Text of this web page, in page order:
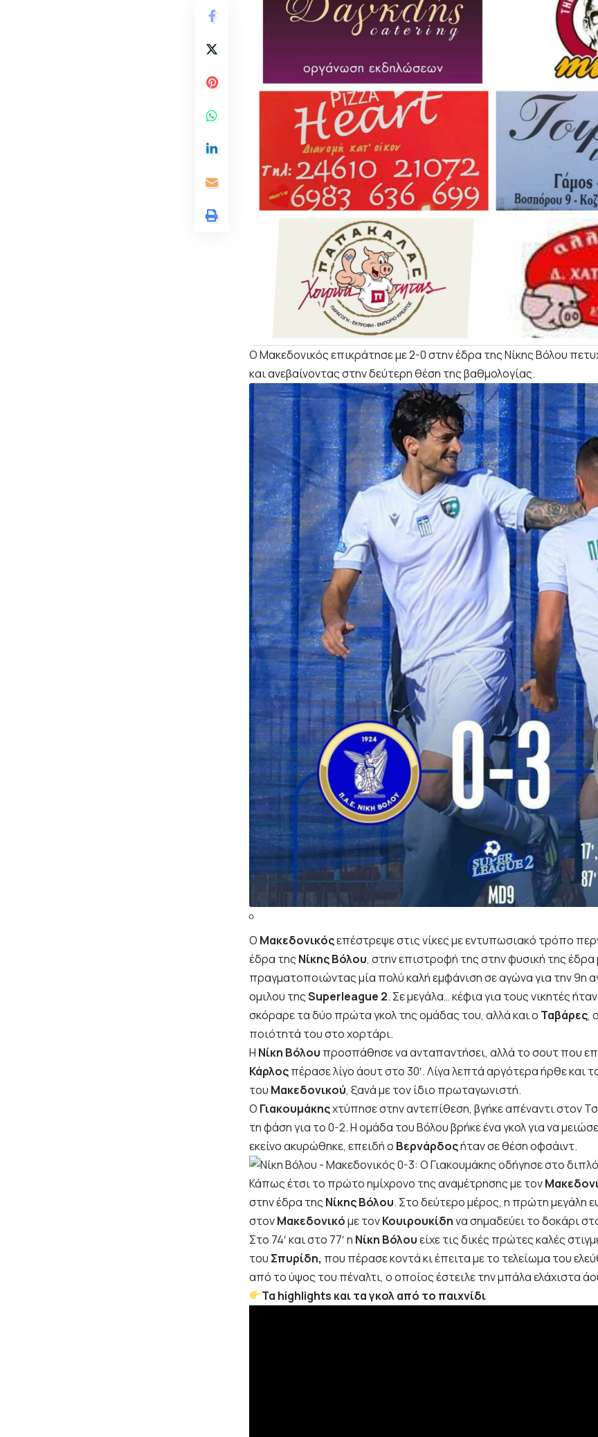
Ο Μακεδονικός επικράτησε με 2-0 στην έδρα της Νίκης Βόλου
και ανεβαίνοντας στην δεύτερη θέση της βαθμολογίας.
Ο Μακεδονικόςεπέστρεψε στις νίκες με εντυπωσιακό τρόπο
έδρα της ΝίκηςΒόλου, στην επιστροφή της στην φυσική της
πραγματοποιώντας μία πολύ καλή εμφάνιση σε αγώνα για την 9η
ομιλου τηςSuperleague 2. Σε μεγάλα… κέφια για τους νικητές
σκόραρε τα δύο πρώτα γκολ της ομάδας του, αλλά και ο Ταβάρες,
ποιότητά του στο χορτάρι.
Η Νίκη Βόλου προσπάθησε να ανταπαντήσει, αλλά το σουτ που
Κάρλοςπέρασε λίγο άουτ στο 30′. Λίγα λεπτά αργότερα ήρθε και
του Μακεδονικού, ξανά με τον ίδιο πρωταγωνιστή.
Ο Γιακουμάκηςχτύπησε στην αντεπίθεση, βγήκε απέναντι στον
τη φάση για το 0-2. Η ομάδα του Βόλου βρήκε ένα γκολ για να
εκείνο ακυρώθηκε, επειδή ο Βερνάρδοςήταν σε θέση οφσάιντ.
Κάπως έτσι το πρώτο ημίχρονο της αναμέτρησης με τον
στην έδρα της ΝίκηςΒόλου. Στο δεύτερο μέρος, η πρώτη μεγάλη
στονΜακεδονικόμε τονΚουιρουκίδηνα σημαδεύει το δοκάρι
Στο 74′ και στο 77′ η Νίκη Βόλουείχε τις δικές πρώτες καλές
του Σπυρίδη, που πέρασε κοντάκι έπειτα με το τελείωμα του
από το ύψος του πέναλτι, ο οποίος έστειλε την μπάλα ελάχιστα
Τα highlights και τα γκολ από το παιχνίδι